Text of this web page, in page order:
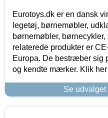
Eurotoys.dk er en dansk
legetøj, børnemøbler,
børnemøbler,
relaterede produkter er
Europa. De bestræber sig
og kendte mærker. Klik
Se